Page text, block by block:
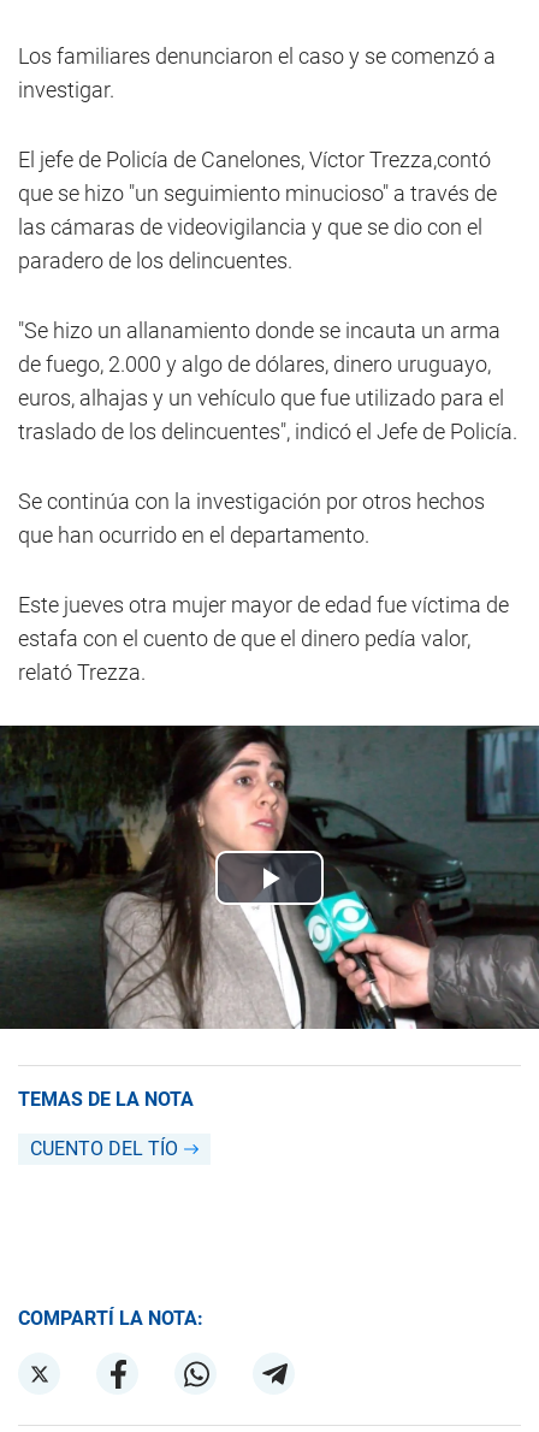
Los familiares denunciaron el caso y se comenzó a
investigar.
El jefe de Policía de Canelones, Víctor Trezza,contó
que se hizo "un seguimiento minucioso" a través de
las cámaras de videovigilancia y que se dio con el
paradero de los delincuentes.
"Se hizo un allanamiento donde se incauta un arma
de fuego, 2.000 y algo de dólares, dinero uruguayo,
euros, alhajas y un vehículo que fue utilizado para el
traslado de los delincuentes", indicó el Jefe de Policía.
Se continúa con la investigación por otros hechos
que han ocurrido en el departamento.
Este jueves otra mujer mayor de edad fue víctima de
estafa con el cuento de que el dinero pedía valor,
relató Trezza.
TEMAS DE LA NOTA
CUENTO DEL TÍO
COMPARTÍ LA NOTA: